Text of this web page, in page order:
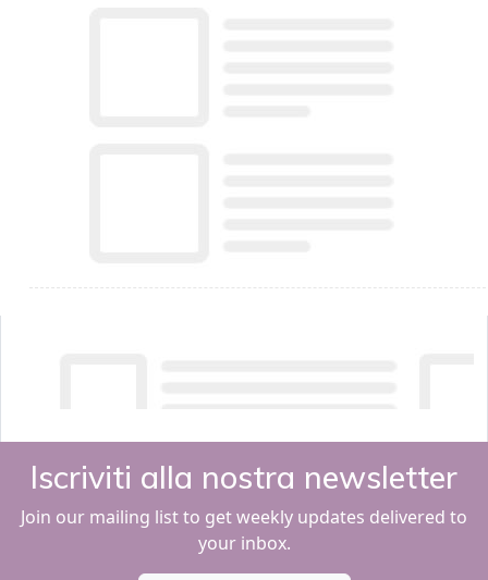
Iscriviti alla nostra newsletter
Join our mailing list to get weekly updates delivered to
your inbox.